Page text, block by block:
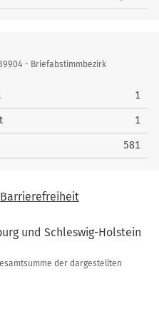
- Briefabstimmbezirk
1
1
581
Barrierefreiheit
und Schleswig-Holstein
der dargestellten